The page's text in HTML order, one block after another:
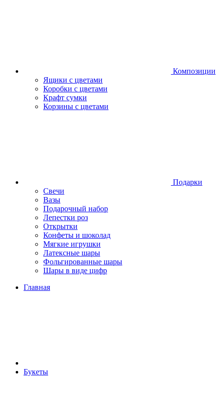
Композиции
Ящики с цветами
Коробки с цветами
Крафт сумки
Корзины с цветами
Подарки
Свечи
Вазы
Подарочный набор
Лепестки роз
Открытки
Конфеты и шоколад
Мягкие игрушки
Латексные шары
Фольгированные шары
Шары в виде цифр
Главная
Букеты